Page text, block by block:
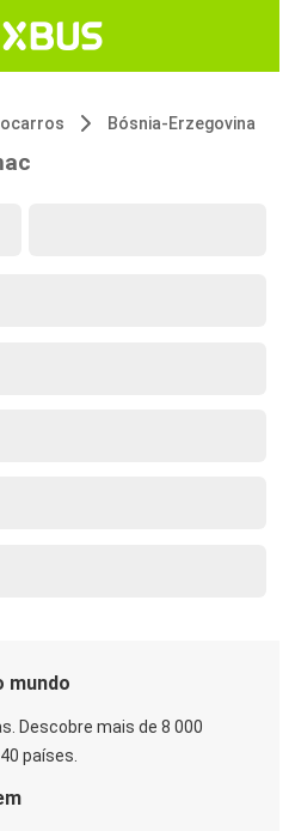
Bósnia-Erzegovina
mundo
Descobre mais de 8 000
países.